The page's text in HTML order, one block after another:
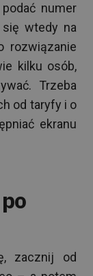
numer
się wtedy na
rozwiązanie
kilku osób,
Trzeba
od taryfy i o
ekranu
zacznij od